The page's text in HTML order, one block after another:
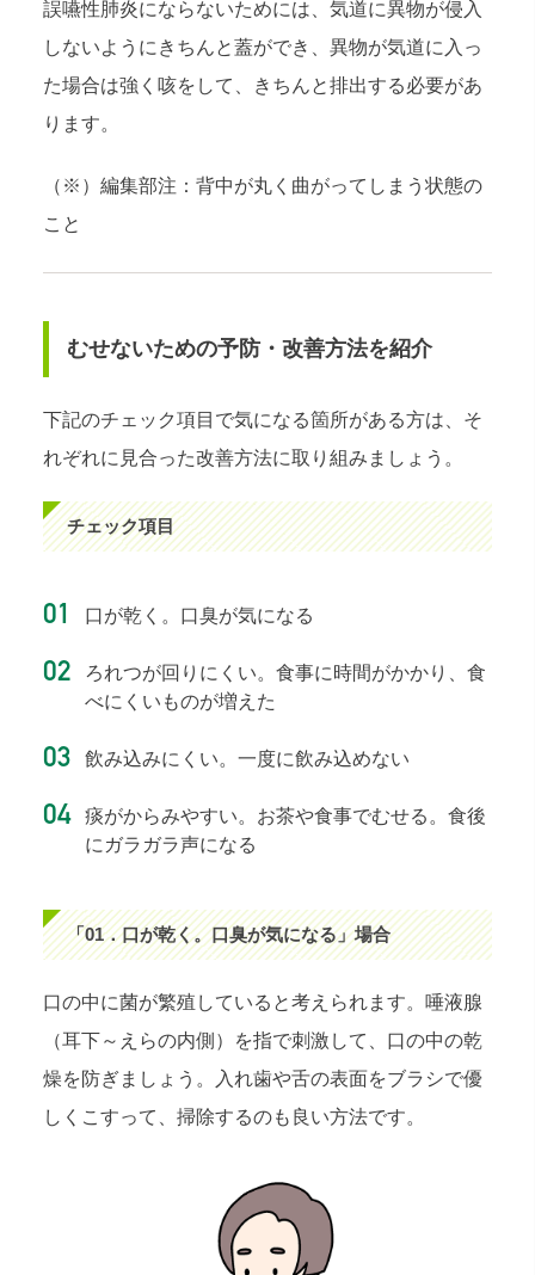
誤嚥性肺炎にならないためには、気道に異物が侵入
しないようにきちんと蓋ができ、異物が気道に入っ
た場合は強く咳をして、きちんと排出する必要があ
ります。
（※）編集部注：背中が丸く曲がってしまう状態の
こと
むせないための予防・改善方法を紹介
下記のチェック項目で気になる箇所がある方は、そ
れぞれに見合った改善方法に取り組みましょう。
チェック項目
口が乾く。口臭が気になる
ろれつが回りにくい。食事に時間がかかり、食
べにくいものが増えた
飲み込みにくい。一度に飲み込めない
痰がからみやすい。お茶や食事でむせる。食後
にガラガラ声になる
「01．口が乾く。口臭が気になる」場合
口の中に菌が繁殖していると考えられます。唾液腺
（耳下～えらの内側）を指で刺激して、口の中の乾
燥を防ぎましょう。入れ歯や舌の表面をブラシで優
しくこすって、掃除するのも良い方法です。